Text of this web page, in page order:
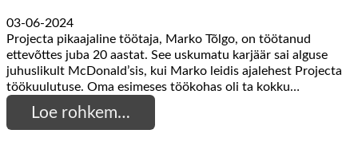
03-06-2024
Projecta pikaajaline töötaja, Marko Tõlgo, on töötanud
ettevõttes juba 20 aastat. See uskumatu karjäär sai alguse
juhuslikult McDonald’sis, kui Marko leidis ajalehest Projecta
töökuulutuse. Oma esimeses töökohas oli ta kokku…
Loe rohkem…